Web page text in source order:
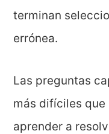
terminan
errónea.
Las preguntas
más difíciles
aprender a